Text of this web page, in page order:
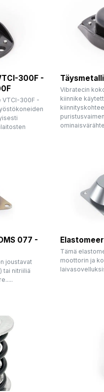
300F -
VTCI-300F -
Vibratecin
kiinnike
077 -
joustavat
tai nitriiliä
Tämä
moottorin ja